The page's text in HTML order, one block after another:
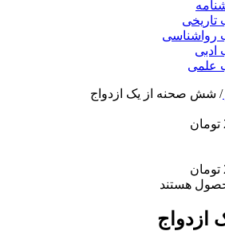
تاریخی
رواشناسی
ادبی
علمی
/ شش صحنه از یک ازدواج
تومان
تومان
هستند